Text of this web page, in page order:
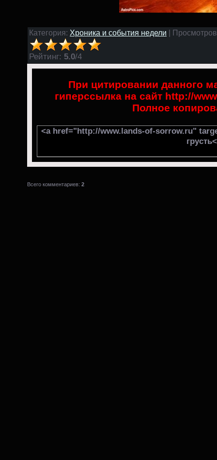
Категория: Хроника и события недели |
Рейтинг: 5.0/4
При цитировании данного
гиперссылка на сайт http://
Полное
<a href="http://www.lands-of-sorrow.ru"
Всего комментариев: 2